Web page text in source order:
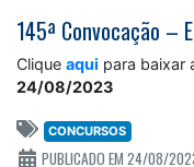
145ª Convocação –
Clique aqui para baixar
24/08/2023
CONCURSOS
PUBLICADO EM 24/08/